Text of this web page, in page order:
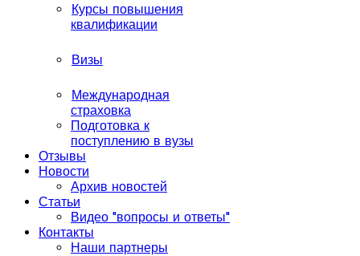
Курсы повышения
квалификации
Визы
Международная
страховка
Подготовка к
поступлению в вузы
Отзывы
Новости
Архив новостей
Статьи
Видео "вопросы и ответы"
Контакты
Наши партнеры